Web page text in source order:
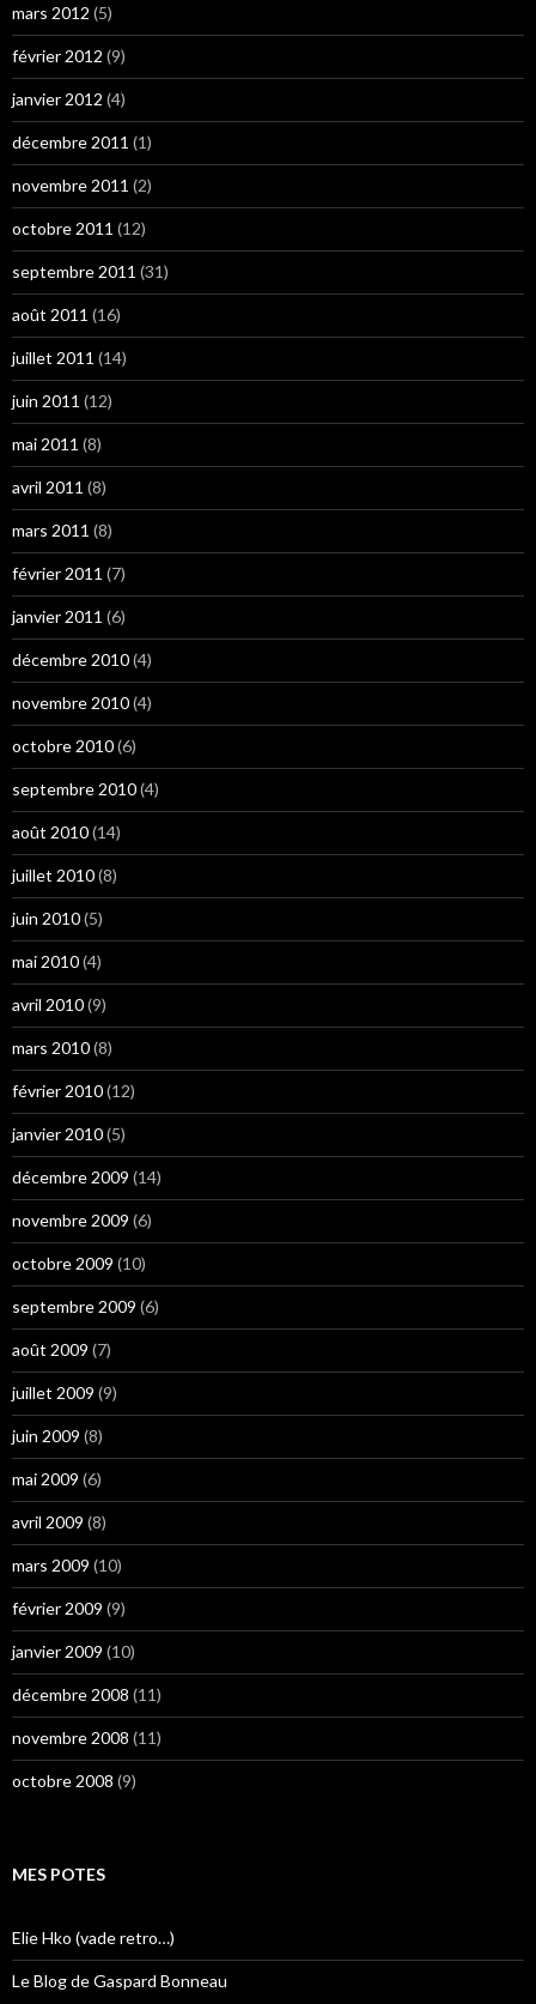
mars 2012 (5)
février 2012 (9)
janvier 2012 (4)
décembre 2011 (1)
novembre 2011 (2)
octobre 2011 (12)
septembre 2011 (31)
août 2011 (16)
juillet 2011 (14)
juin 2011 (12)
mai 2011 (8)
avril 2011 (8)
mars 2011 (8)
février 2011 (7)
janvier 2011 (6)
décembre 2010(4)
novembre 2010(4)
octobre 2010(6)
septembre 2010(4)
août 2010(14)
juillet 2010(8)
juin 2010(5)
mai 2010(4)
avril 2010(9)
mars 2010(8)
février 2010(12)
janvier 2010(5)
décembre 2009 (14)
novembre 2009 (6)
octobre 2009 (10)
septembre 2009 (6)
août 2009 (7)
juillet 2009 (9)
juin 2009 (8)
mai 2009 (6)
avril 2009 (8)
mars 2009 (10)
février 2009 (9)
janvier 2009 (10)
décembre 2008 (11)
novembre 2008 (11)
octobre 2008 (9)
MES POTES
Elie Hko (vade retro…)
Le Blog de Gaspard Bonneau